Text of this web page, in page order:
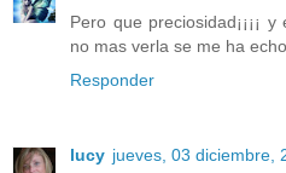
Pero que preciosidad¡¡¡¡
no mas verla se me ha
Responder
lucy jueves, 03 diciembre,